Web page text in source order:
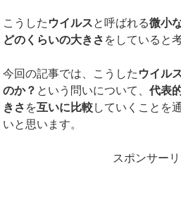
こうした ウイルスと呼ばれる微小
どのくらいの大きさ をしていると
今回の記事では、こうした ウイル
のか？ という問いについて、代表
きさ を互いに比較していくことを
いと思います。
スポンサー